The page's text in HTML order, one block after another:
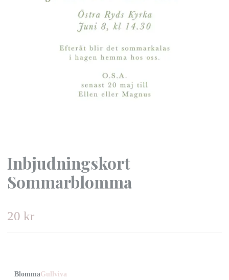
Inbjudningskort
Sommarblomma
20 kr
BlommaGullviva